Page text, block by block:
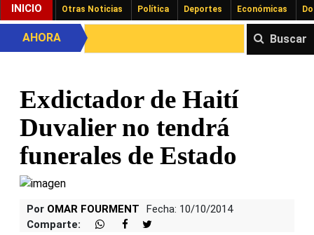
INICIO Otras Noticias Política Deportes Económicas
Buscar
AHORA
Exdictador de Haití
Duvalier no tendrá
funerales de Estado
Por OMAR FOURMENT
Fecha: 10/10/2014
Comparte: